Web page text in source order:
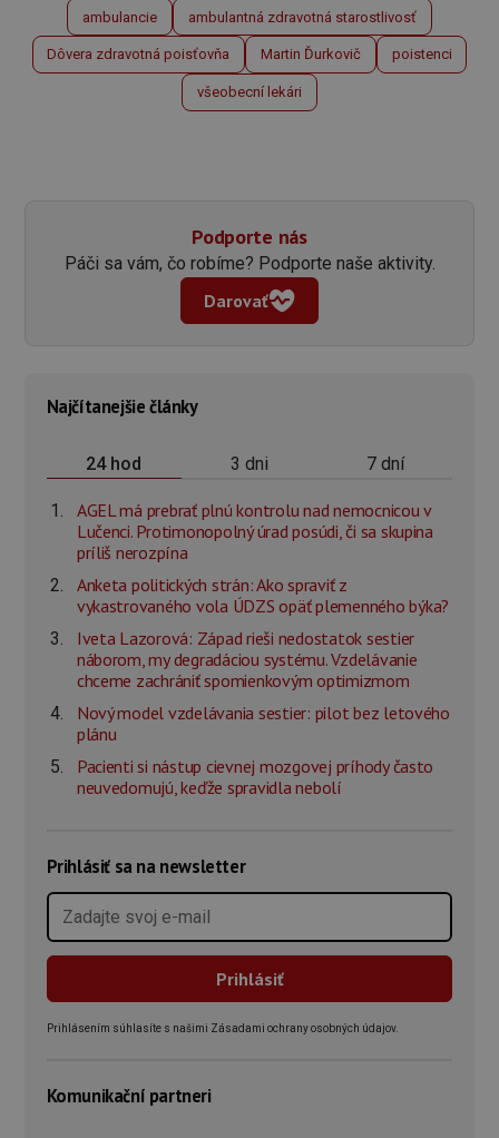
ambulancie ambulantná zdravotná starostlivosť
Dôvera zdravotná poisťovňa Martin Ďurkovič poistenci
všeobecní lekári
Podporte nás
Páči sa vám, čo robíme? Podporte naše aktivity.
Darovať
Najčítanejšie články
24 hod 3 dni 7 dní
AGEL má prebrať plnú kontrolu nad nemocnicou v
Lučenci. Protimonopolný úrad posúdi, či sa skupina
príliš nerozpína
Anketa politických strán: Ako spraviť z
vykastrovaného vola ÚDZS opäť plemenného býka?
Iveta Lazorová: Západ rieši nedostatok sestier
náborom, my degradáciou systému. Vzdelávanie
chceme zachrániť spomienkovým optimizmom
Nový model vzdelávania sestier: pilot bez letového
plánu
Pacienti si nástup cievnej mozgovej príhody často
neuvedomujú, keďže spravidla nebolí
Prihlásiť sa na newsletter
Prihlásením súhlasíte s našimi Zásadami ochrany osobných údajov.
Komunikační partneri